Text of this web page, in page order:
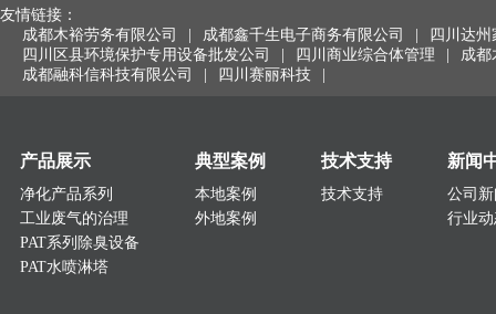
友情链接：
成都木裕劳务有限公司
成都鑫千生电子商务有限公司
四川达
四川区县环境保护专用设备批发公司
四川商业综合体管理
成都
成都融科信科技有限公司
四川赛丽科技
产品展示
净化产品系列
工业废气的治理
PAT系列除臭设备
PAT水喷淋塔
典型案例
本地案例
外地案例
技术支持
技术支持
新闻
公司
行业